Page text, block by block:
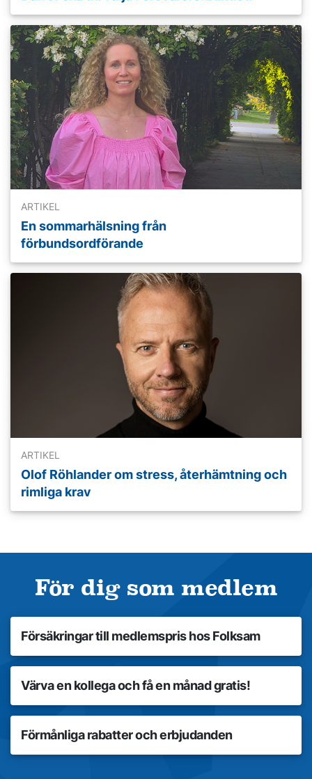
ARTIKEL
En sommarhälsning från
förbundsordförande
Läs mer
ARTIKEL
Olof Röhlander om stress, återhämtning och
rimliga krav
För dig som medlem
Försäkringar till medlemspris hos Folksam
Värva en kollega och få en månad gratis!
Förmånliga rabatter och erbjudanden